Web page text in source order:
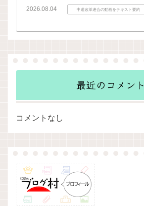
2026.08.04 中道改革連合の動画をテキスト要約
最近のコメント
コメントなし